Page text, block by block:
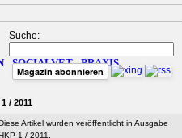
Suche:
Magazin abonnieren
SOCIALVET PRAXIS
/ 2011
Artikel wurden veröffentlicht in Ausgabe
1 / 2011.